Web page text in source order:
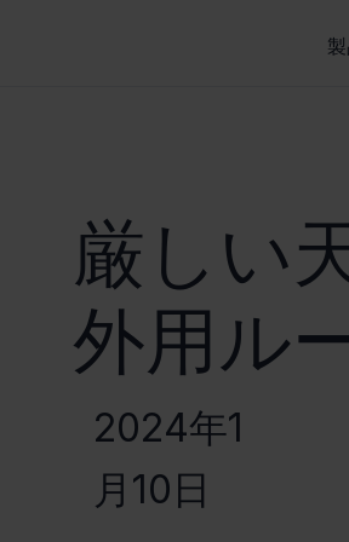
厳しい
外用ル
2024年1
月10日